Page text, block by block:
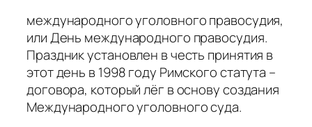
международного уголовного правосудия,
или День международного правосудия.
Праздник установлен в честь принятия в
этот день в 1998 году Римского статута –
договора, который лёг в основу создания
Международного уголовного суда.